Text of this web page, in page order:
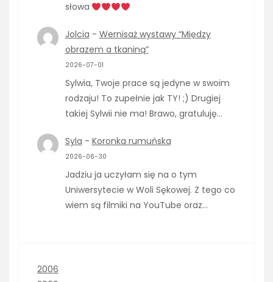
słowa
Jolcia - Wernisaż wystawy “Między
obrazem a tkaniną”
2026-07-01
Sylwia, Twoje prace są jedyne w swoim
rodzaju! To zupełnie jak TY! ;) Drugiej
takiej Sylwii nie ma! Brawo, gratuluję…
Syla - Koronka rumuńska
2026-06-30
Jadziu ja uczyłam się na o tym
Uniwersytecie w Woli Sękowej. Z tego co
wiem są filmiki na YouTube oraz…
2006